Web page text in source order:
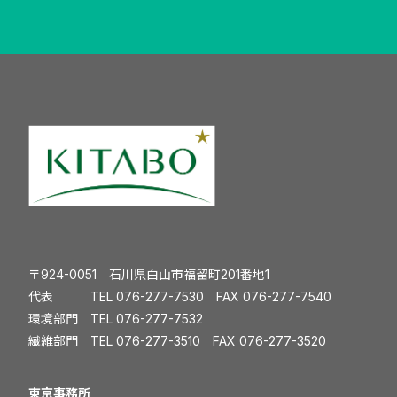
〒924-0051 石川県白山市福留町201番地1
代表 TEL 076-277-7530 FAX 076-277-7540
環境部門 TEL 076-277-7532
繊維部門 TEL 076-277-3510 FAX 076-277-3520
️東京事務所